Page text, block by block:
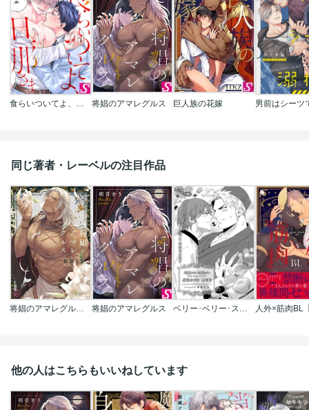
食らいついてよ、旦那さま 将娼のアマレグルス 巨人族の花嫁
同じ著者・レーベルの注目作品
将娼のアマレグルス【単行本版特典ペーパー付き】 将娼のアマレグルス ベリー･ベリー･スウィート ライフ
他の人はこちらもいいねしています